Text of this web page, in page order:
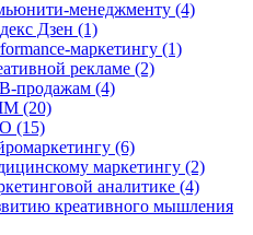
менеджменту (4)
Дзен (1)
маркетингу (1)
рекламе (2)
продажам (4)
(20)
(15)
(6)
маркетингу (2)
аналитике (4)
креативного мышления